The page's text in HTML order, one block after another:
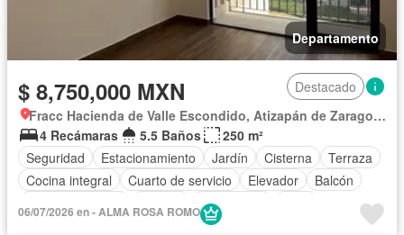
Departamento
$ 8,750,000 MXN
Destacado
Fracc Hacienda de Valle Escondido, Atizapán de Zaragoza
4 Recámaras
5.5 Baños
250 m²
Seguridad
Estacionamiento Jardín Cisterna
Terraza
Cocina integral
Cuarto de servicio Elevador
Balcón
Electricidad
Zonas verdes
Recámara con closet
06/07/2026 en - ALMA ROSA ROMO